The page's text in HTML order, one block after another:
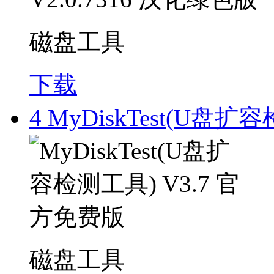
磁盘工具
下载
4 MyDiskTest(U盘扩
磁盘工具